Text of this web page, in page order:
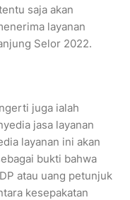
saja akan
layanan
Selor 2022.
juga ialah
jasa layanan
layanan ini akan
bukti bahwa
atau uang petunjuk
kesepakatan